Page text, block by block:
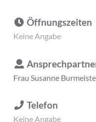
Öffnungszeiten
Keine Angabe
Frau Susanne
Telefon
Keine Angabe